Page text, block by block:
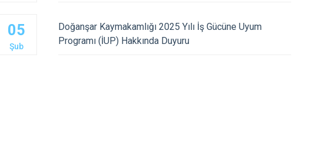
Hafik
Zara
Cumhurbaşkanımız Sayın Recep Tayyip
ERDOĞAN "Biz Bize Yeteriz Türkiyem"
İlçe
05
Şub
Doğanşar Kaymakamlığı 2025 Yılı İş Gücüne Uyum
Programı (İUP) Hakkında Duyuru